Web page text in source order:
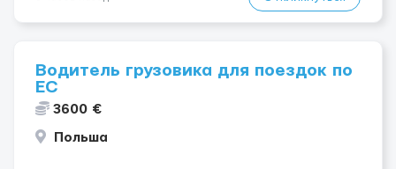
Водитель грузовика для поездок по
ЕС
3600 €
Польша